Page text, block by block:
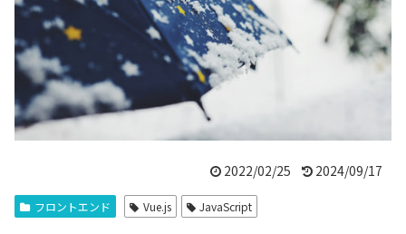
2022/02/25 2024/09/17
フロントエンド Vue.js JavaScript